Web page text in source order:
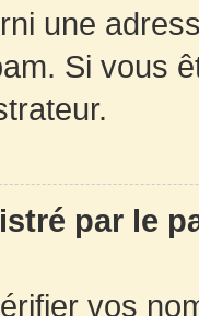
une
Si vous
par le
vos